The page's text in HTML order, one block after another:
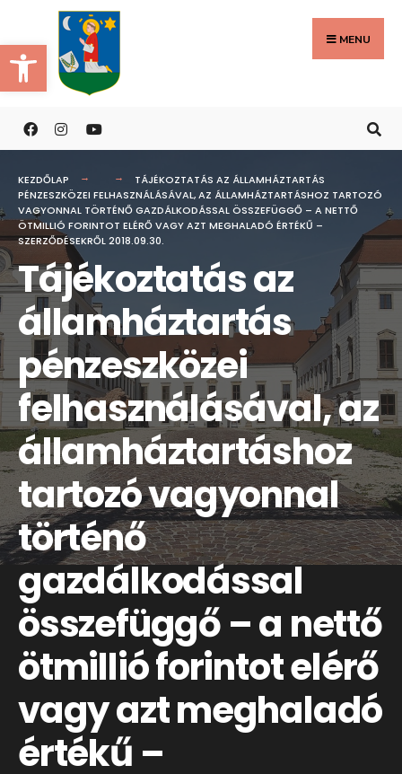
Eszköztár megnyitása
to
content
MENU
KEZDŐLAP
TÁJÉKOZTATÁS AZ ÁLLAMHÁZTARTÁS
PÉNZESZKÖZEI FELHASZNÁLÁSÁVAL, AZ ÁLLAMHÁZTARTÁSHOZ TARTOZÓ
VAGYONNAL TÖRTÉNŐ GAZDÁLKODÁSSAL ÖSSZEFÜGGŐ – A NETTŐ
ÖTMILLIÓ FORINTOT ELÉRŐ VAGY AZT MEGHALADÓ ÉRTÉKŰ –
SZERZŐDÉSEKRŐL 2018.09.30.
Tájékoztatás az
államháztartás
pénzeszközei
felhasználásával, az
államháztartáshoz
tartozó vagyonnal
történő
gazdálkodással
összefüggő – a nettő
ötmillió forintot elérő
vagy azt meghaladó
értékű –
Search